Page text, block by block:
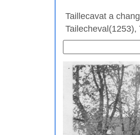
Taillecavat a
Tailecheval(1253),